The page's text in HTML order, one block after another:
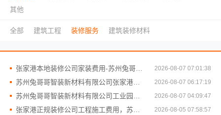
其他
全部 建筑工程 装修服务 建筑装修材料
2026-08-07 07:01:38
2026-08-07 06:17:19
2026-08-07 04:09:47
2026-08-05 07:58:57